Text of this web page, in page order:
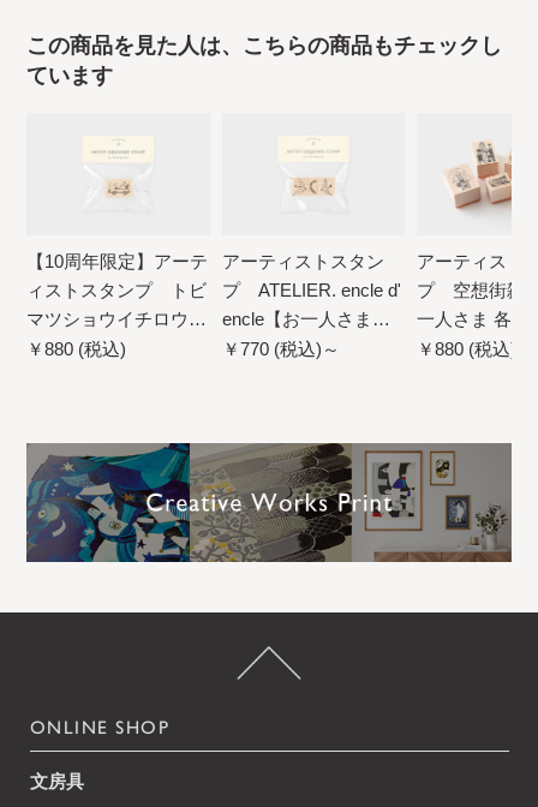
この商品を見た人は、こちらの商品もチェックし
ています
【10周年限定】アーテ
ィストスタンプ トビ
マツショウイチロウ
ーオンラインショップ
￥880 (税込)
アーティストスタン
プ ATELIER. encle d'
encle【お一人さま各
柄5点まで／ネコポス
￥770 (税込)～
アーティスト
プ 空想街雑
一人さま 各柄
／ネコポス不
￥880 (税込)～
ONLINE SHOP
文房具